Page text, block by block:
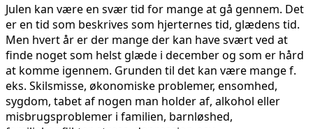
Julen kan være en svær tid for mange at gå gennem. Det
er en tid som beskrives som hjerternes tid, glædens tid.
Men hvert år er der mange der kan have svært ved at
finde noget som helst glæde i december og som er hård
at komme igennem. Grunden til det kan være mange f.
eks. Skilsmisse, økonomiske problemer, ensomhed,
sygdom, tabet af nogen man holder af, alkohol eller
misbrugsproblemer i familien, barnløshed,